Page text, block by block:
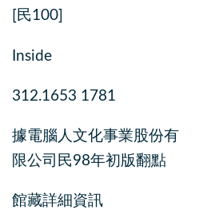
[民100]
Inside
312.1653 1781
據電腦人文化事業股份有
限公司民98年初版翻點
館藏詳細資訊